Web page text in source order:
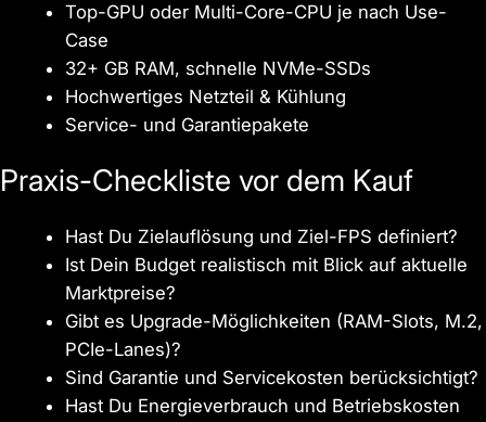
Top-GPU oder Multi-Core-CPU je nach Use-
Case
32+ GB RAM, schnelle NVMe-SSDs
Hochwertiges Netzteil & Kühlung
Service- und Garantiepakete
Praxis-Checkliste vor dem Kauf
Hast Du Zielauflösung und Ziel-FPS definiert?
Ist Dein Budget realistisch mit Blick auf aktuelle
Marktpreise?
Gibt es Upgrade-Möglichkeiten (RAM-Slots, M.2,
PCIe-Lanes)?
Sind Garantie und Servicekosten berücksichtigt?
Hast Du Energieverbrauch und Betriebskosten